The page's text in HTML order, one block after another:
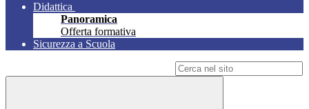
Didattica
Panoramica
Offerta formativa
Sicurezza a Scuola